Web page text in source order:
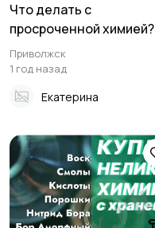
Что делать с
просроченной химией?
Приволжск
1 год назад
Екатерина